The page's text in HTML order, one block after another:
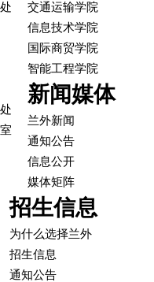
交通运输学院
信息技术学院
国际商贸学院
智能工程学院
新闻媒体
兰外新闻
通知公告
信息公开
媒体矩阵
招生信息
为什么选择兰外
招生信息
通知公告